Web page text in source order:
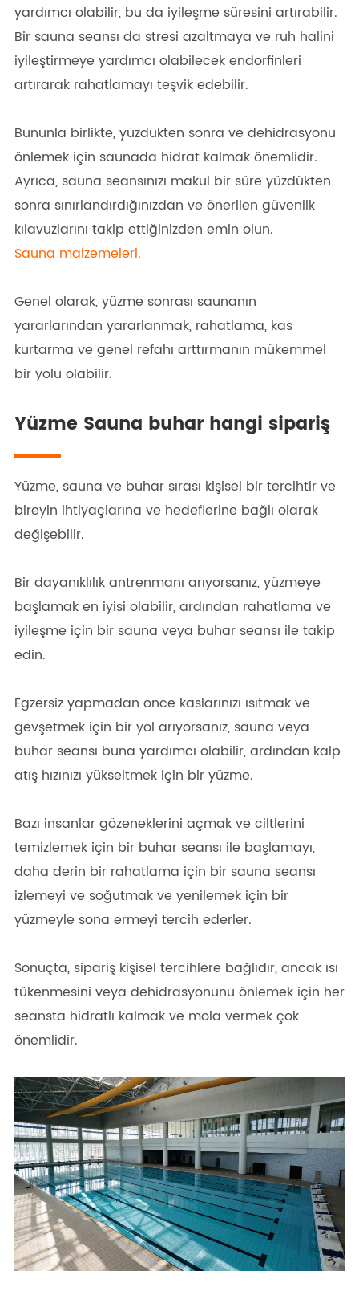
yardımcı olabilir, bu da iyileşme süresini artırabilir.
Bir sauna seansı da stresi azaltmaya ve ruh halini
iyileştirmeye yardımcı olabilecek endorfinleri
artırarak rahatlamayı teşvik edebilir.
Bununla birlikte, yüzdükten sonra ve dehidrasyonu
önlemek için saunada hidrat kalmak önemlidir.
Ayrıca, sauna seansınızı makul bir süre yüzdükten
sonra sınırlandırdığınızdan ve önerilen güvenlik
kılavuzlarını takip ettiğinizden emin olun.
Sauna malzemeleri.
Genel olarak, yüzme sonrası saunanın
yararlarından yararlanmak, rahatlama, kas
kurtarma ve genel refahı arttırmanın mükemmel
bir yolu olabilir.
Yüzme Sauna buhar hangi sipariş
Yüzme, sauna ve buhar sırası kişisel bir tercihtir ve
bireyin ihtiyaçlarına ve hedeflerine bağlı olarak
değişebilir.
Bir dayanıklılık antrenmanı arıyorsanız, yüzmeye
başlamak en iyisi olabilir, ardından rahatlama ve
iyileşme için bir sauna veya buhar seansı ile takip
edin.
Egzersiz yapmadan önce kaslarınızı ısıtmak ve
gevşetmek için bir yol arıyorsanız, sauna veya
buhar seansı buna yardımcı olabilir, ardından kalp
atış hızınızı yükseltmek için bir yüzme.
Bazı insanlar gözeneklerini açmak ve ciltlerini
temizlemek için bir buhar seansı ile başlamayı,
daha derin bir rahatlama için bir sauna seansı
izlemeyi ve soğutmak ve yenilemek için bir
yüzmeyle sona ermeyi tercih ederler.
Sonuçta, sipariş kişisel tercihlere bağlıdır, ancak ısı
tükenmesini veya dehidrasyonunu önlemek için her
seansta hidratlı kalmak ve mola vermek çok
önemlidir.